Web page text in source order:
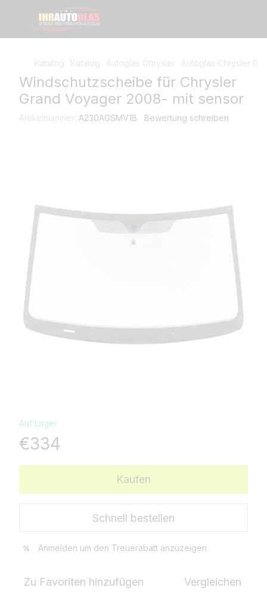
Katalog Katalog Autoglas Сhrysler Autoglas Сhrysler
Windschutzscheibe für Chrysler
Grand Voyager 2008- mit sensor
Artikelnummer: A230AGSMV1B Bewertung schreiben
Auf Lager
€334
Kaufen
Schnell bestellen
% Anmelden um den Treuerabatt anzuzeigen
Zu Favoriten hinzufügen Vergleichen